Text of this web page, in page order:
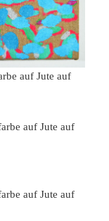
auf Jute auf
auf Jute auf
auf Jute auf